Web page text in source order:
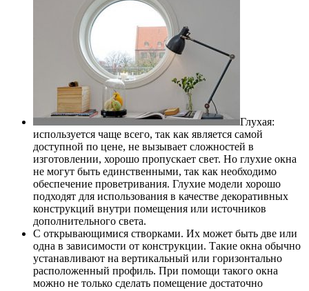
Глухая:
используется чаще всего, так как является самой
доступной по цене, не вызывает сложностей в
изготовлении, хорошо пропускает свет. Но глухие окна
не могут быть единственными, так как необходимо
обеспечение проветривания. Глухие модели хорошо
подходят для использования в качестве декоративных
конструкций внутри помещения или источников
дополнительного света.
С открывающимися створками. Их может быть две или
одна в зависимости от конструкции. Такие окна обычно
устанавливают на вертикальный или горизонтально
расположенный профиль. При помощи такого окна
можно не только сделать помещение достаточно